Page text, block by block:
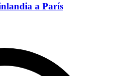
a París